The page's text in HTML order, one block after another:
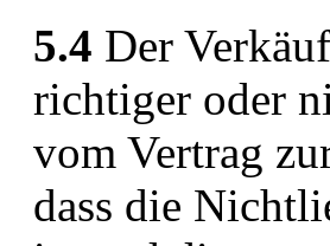
5.4 Der
richtiger oder
vom Vertrag
dass die